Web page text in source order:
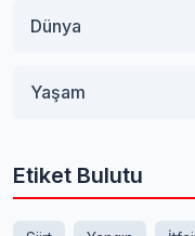
Dünya
Yaşam
Etiket Bulutu